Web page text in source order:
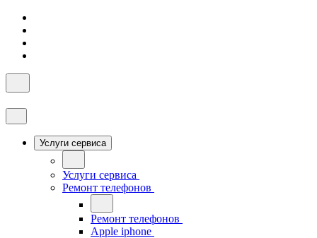
Услуги сервиса
Услуги сервиса
Ремонт телефонов
Ремонт телефонов
Apple iphone